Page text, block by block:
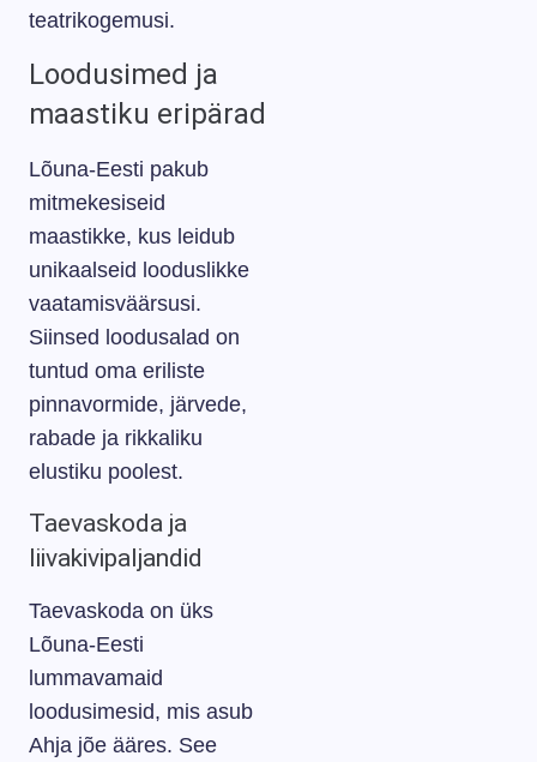
teatrikogemusi.
Loodusimed ja
maastiku eripärad
Lõuna-Eesti pakub
mitmekesiseid
maastikke, kus leidub
unikaalseid looduslikke
vaatamisväärsusi.
Siinsed loodus­alad on
tuntud oma eriliste
pinnavormide, järvede,
rabade ja rikkaliku
elustiku poolest.
Taevaskoda ja
liivakivipaljandid
Taevaskoda on üks
Lõuna-Eesti
lummavamaid
loodusimesid, mis asub
Ahja jõe ääres. See